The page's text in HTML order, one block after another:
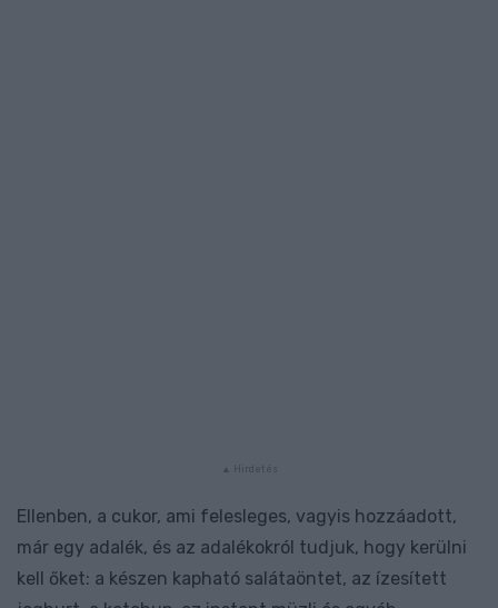
Ellenben, a cukor, ami felesleges, vagyis hozzáadott,
már egy adalék, és az adalékokról tudjuk, hogy kerülni
kell őket: a készen kapható salátaöntet, az ízesített